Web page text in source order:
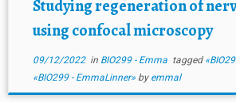
Studying regeneration of
using confocal microscopy
09/12/2022in BIO299 - Emma tagged
«BIO299 - EmmaLinner» by emmal